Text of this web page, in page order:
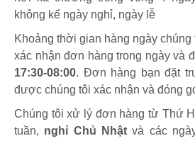
không kể ngày nghỉ, ngày lễ
Khoảng thời gian hàng ngày
xác nhận đơn hàng trong ngày và
17:30-08:00. Đơn hàng bạn đặt
được chúng tôi xác nhận và đóng
Chúng tôi xử lý đơn hàng từ Thứ
tuần, nghỉ Chủ Nhậtvà các